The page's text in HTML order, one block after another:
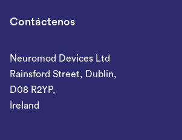
Contáctenos
Neuromod Devices Ltd
Rainsford Street, Dublin,
D08 R2YP,
Ireland